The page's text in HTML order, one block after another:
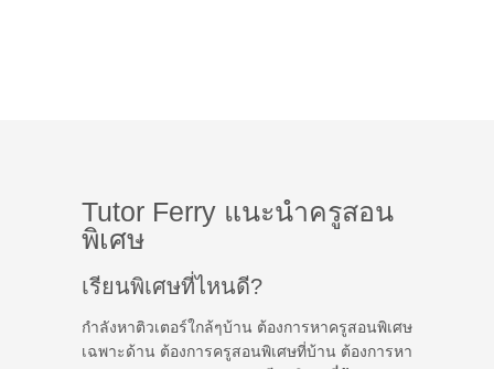
Tutor Ferry แนะนำครูสอน
พิเศษ
เรียนพิเศษที่ไหนดี?
กำลังหาติวเตอร์ใกล้ๆบ้าน ต้องการหาครูสอนพิเศษ
เฉพาะด้าน ต้องการครูสอนพิเศษที่บ้าน ต้องการหา